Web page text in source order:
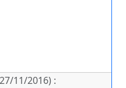
11/2016) :